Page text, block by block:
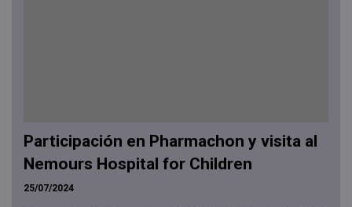
Participación en Pharmachon y visita al
Nemours Hospital for Children
25/07/2024